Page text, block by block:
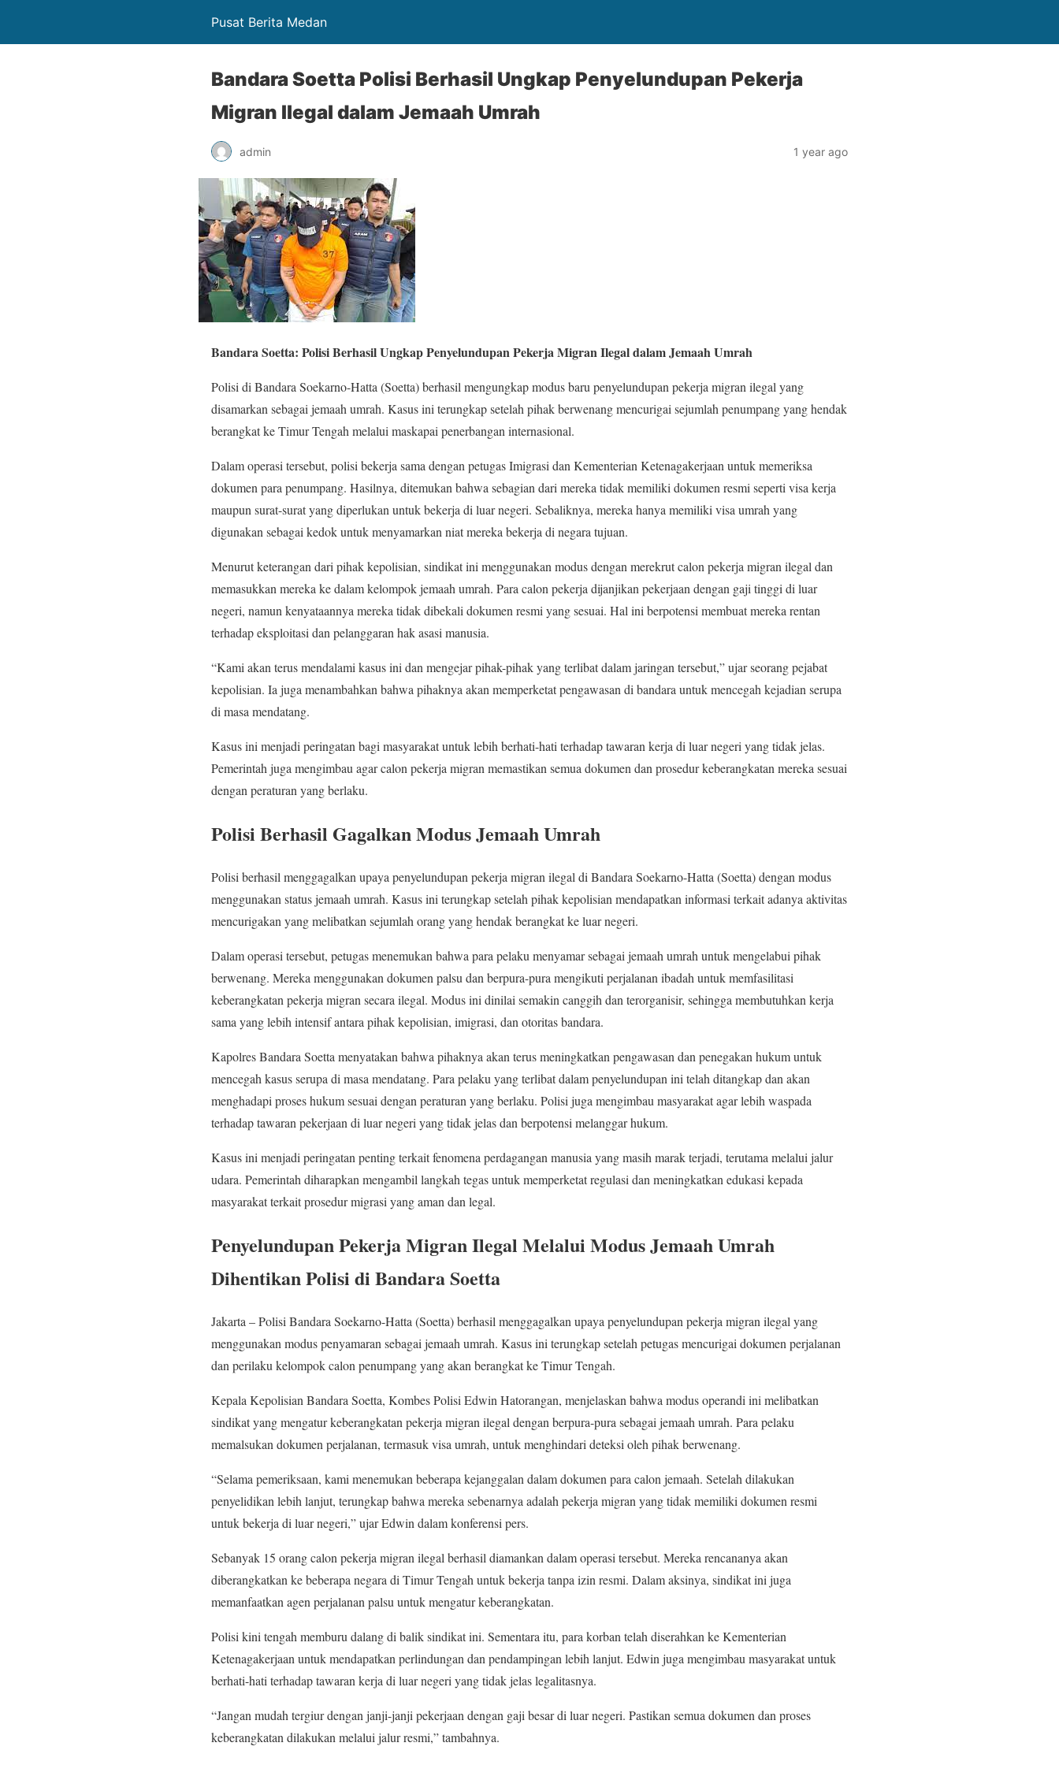
Pusat Berita Medan
Bandara Soetta Polisi Berhasil Ungkap Penyelundupan Pekerja
Migran Ilegal dalam Jemaah Umrah
admin 1 year ago
Bandara Soetta: Polisi Berhasil Ungkap Penyelundupan Pekerja Migran Ilegal dalam Jemaah Umrah
Polisi di Bandara Soekarno-Hatta (Soetta) berhasil mengungkap modus baru penyelundupan pekerja migran ilegal yang
disamarkan sebagai jemaah umrah. Kasus ini terungkap setelah pihak berwenang mencurigai sejumlah penumpang yang hendak
berangkat ke Timur Tengah melalui maskapai penerbangan internasional.
Dalam operasi tersebut, polisi bekerja sama dengan petugas Imigrasi dan Kementerian Ketenagakerjaan untuk memeriksa
dokumen para penumpang. Hasilnya, ditemukan bahwa sebagian dari mereka tidak memiliki dokumen resmi seperti visa kerja
maupun surat-surat yang diperlukan untuk bekerja di luar negeri. Sebaliknya, mereka hanya memiliki visa umrah yang
digunakan sebagai kedok untuk menyamarkan niat mereka bekerja di negara tujuan.
Menurut keterangan dari pihak kepolisian, sindikat ini menggunakan modus dengan merekrut calon pekerja migran ilegal dan
memasukkan mereka ke dalam kelompok jemaah umrah. Para calon pekerja dijanjikan pekerjaan dengan gaji tinggi di luar
negeri, namun kenyataannya mereka tidak dibekali dokumen resmi yang sesuai. Hal ini berpotensi membuat mereka rentan
terhadap eksploitasi dan pelanggaran hak asasi manusia.
“Kami akan terus mendalami kasus ini dan mengejar pihak-pihak yang terlibat dalam jaringan tersebut,” ujar seorang pejabat
kepolisian. Ia juga menambahkan bahwa pihaknya akan memperketat pengawasan di bandara untuk mencegah kejadian serupa
di masa mendatang.
Kasus ini menjadi peringatan bagi masyarakat untuk lebih berhati-hati terhadap tawaran kerja di luar negeri yang tidak jelas.
Pemerintah juga mengimbau agar calon pekerja migran memastikan semua dokumen dan prosedur keberangkatan mereka sesuai
dengan peraturan yang berlaku.
Polisi Berhasil Gagalkan Modus Jemaah Umrah
Polisi berhasil menggagalkan upaya penyelundupan pekerja migran ilegal di Bandara Soekarno-Hatta (Soetta) dengan modus
menggunakan status jemaah umrah. Kasus ini terungkap setelah pihak kepolisian mendapatkan informasi terkait adanya aktivitas
mencurigakan yang melibatkan sejumlah orang yang hendak berangkat ke luar negeri.
Dalam operasi tersebut, petugas menemukan bahwa para pelaku menyamar sebagai jemaah umrah untuk mengelabui pihak
berwenang. Mereka menggunakan dokumen palsu dan berpura-pura mengikuti perjalanan ibadah untuk memfasilitasi
keberangkatan pekerja migran secara ilegal. Modus ini dinilai semakin canggih dan terorganisir, sehingga membutuhkan kerja
sama yang lebih intensif antara pihak kepolisian, imigrasi, dan otoritas bandara.
Kapolres Bandara Soetta menyatakan bahwa pihaknya akan terus meningkatkan pengawasan dan penegakan hukum untuk
mencegah kasus serupa di masa mendatang. Para pelaku yang terlibat dalam penyelundupan ini telah ditangkap dan akan
menghadapi proses hukum sesuai dengan peraturan yang berlaku. Polisi juga mengimbau masyarakat agar lebih waspada
terhadap tawaran pekerjaan di luar negeri yang tidak jelas dan berpotensi melanggar hukum.
Kasus ini menjadi peringatan penting terkait fenomena perdagangan manusia yang masih marak terjadi, terutama melalui jalur
udara. Pemerintah diharapkan mengambil langkah tegas untuk memperketat regulasi dan meningkatkan edukasi kepada
masyarakat terkait prosedur migrasi yang aman dan legal.
Penyelundupan Pekerja Migran Ilegal Melalui Modus Jemaah Umrah
Dihentikan Polisi di Bandara Soetta
Jakarta – Polisi Bandara Soekarno-Hatta (Soetta) berhasil menggagalkan upaya penyelundupan pekerja migran ilegal yang
menggunakan modus penyamaran sebagai jemaah umrah. Kasus ini terungkap setelah petugas mencurigai dokumen perjalanan
dan perilaku kelompok calon penumpang yang akan berangkat ke Timur Tengah.
Kepala Kepolisian Bandara Soetta, Kombes Polisi Edwin Hatorangan, menjelaskan bahwa modus operandi ini melibatkan
sindikat yang mengatur keberangkatan pekerja migran ilegal dengan berpura-pura sebagai jemaah umrah. Para pelaku
memalsukan dokumen perjalanan, termasuk visa umrah, untuk menghindari deteksi oleh pihak berwenang.
“Selama pemeriksaan, kami menemukan beberapa kejanggalan dalam dokumen para calon jemaah. Setelah dilakukan
penyelidikan lebih lanjut, terungkap bahwa mereka sebenarnya adalah pekerja migran yang tidak memiliki dokumen resmi
untuk bekerja di luar negeri,” ujar Edwin dalam konferensi pers.
Sebanyak 15 orang calon pekerja migran ilegal berhasil diamankan dalam operasi tersebut. Mereka rencananya akan
diberangkatkan ke beberapa negara di Timur Tengah untuk bekerja tanpa izin resmi. Dalam aksinya, sindikat ini juga
memanfaatkan agen perjalanan palsu untuk mengatur keberangkatan.
Polisi kini tengah memburu dalang di balik sindikat ini. Sementara itu, para korban telah diserahkan ke Kementerian
Ketenagakerjaan untuk mendapatkan perlindungan dan pendampingan lebih lanjut. Edwin juga mengimbau masyarakat untuk
berhati-hati terhadap tawaran kerja di luar negeri yang tidak jelas legalitasnya.
“Jangan mudah tergiur dengan janji-janji pekerjaan dengan gaji besar di luar negeri. Pastikan semua dokumen dan proses
keberangkatan dilakukan melalui jalur resmi,” tambahnya.